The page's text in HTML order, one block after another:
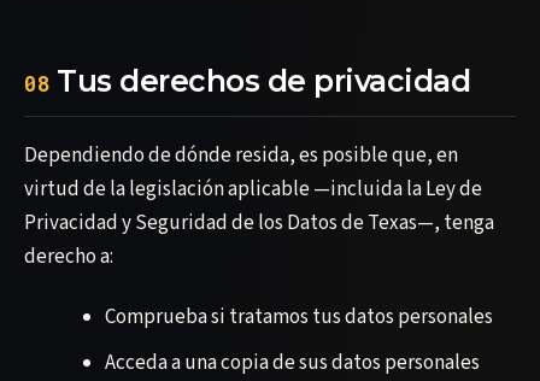
08 Tus derechos de privacidad
Dependiendo de dónde resida, es posible que, en
virtud de la legislación aplicable —incluida la Ley de
Privacidad y Seguridad de los Datos de Texas—, tenga
derecho a:
Comprueba si tratamos tus datos personales
Acceda a una copia de sus datos personales